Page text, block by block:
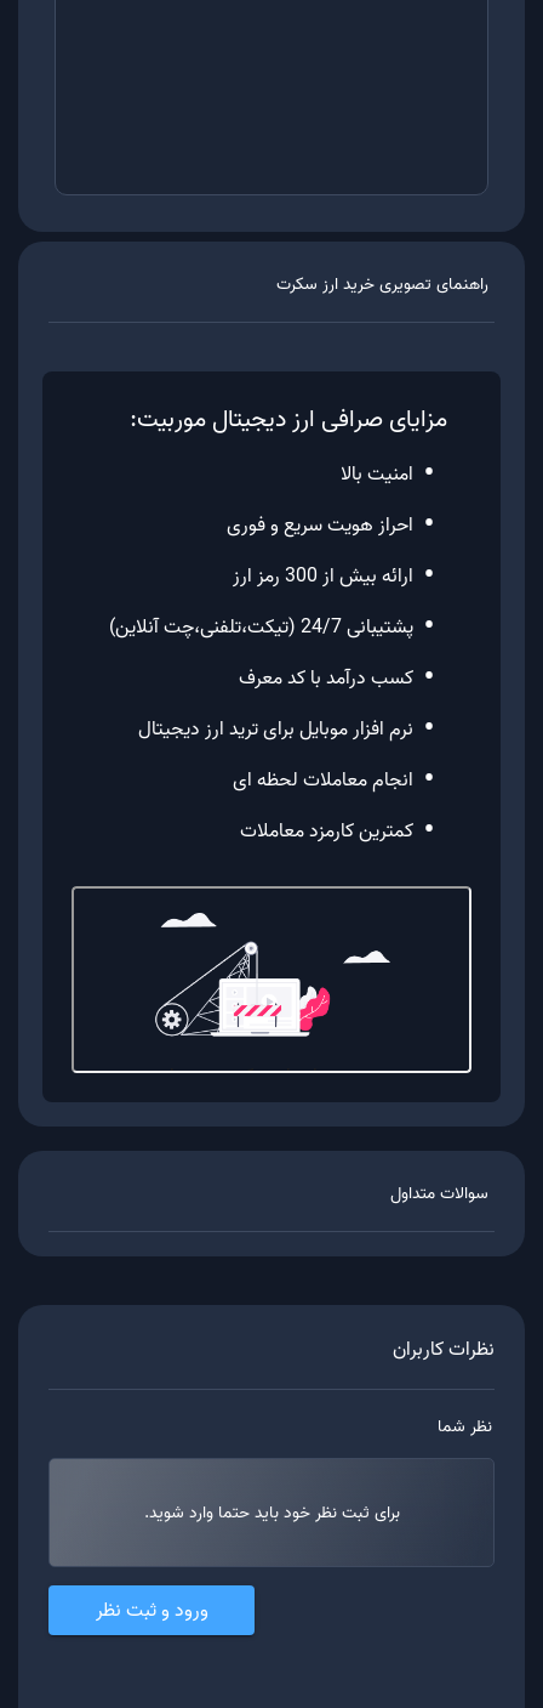
راهنمای تصویری خرید ارز سکرت
مزایای صرافی ارز دیجیتال موربیت:
• امنیت بالا
• احراز هویت سریع و فوری
• ارائه بیش از 300 رمز ارز
• پشتیبانی 24/7 (تیکت،تلفنی،چت آنلاین)
• کسب درآمد با کد معرف
• نرم افزار موبایل برای ترید ارز دیجیتال
• انجام معاملات لحظه ای
• کمترین کارمزد معاملات
سوالات متداول
نظرات کاربران
نظر شما
برای ثبت نظر خود باید حتما وارد شوید.
ورود و ثبت نظر